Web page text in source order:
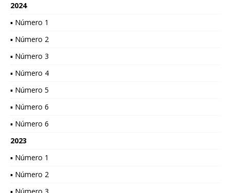
2024
▪ Número 1
▪ Número 2
▪ Número 3
▪ Número 4
▪ Número 5
▪ Número 6
▪ Número 6
2023
▪ Número 1
▪ Número 2